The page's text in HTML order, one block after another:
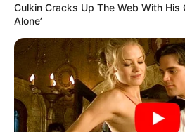
Culkin Cracks Up The Web With His
Alone’